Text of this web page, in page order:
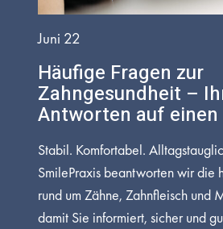
Juni 22
Häufige Fragen zur
Zahngesundheit –
Antworten auf
Stabil. Komfortabel.
SmilePraxis beantworten wir die
rund um Zähne, Zahnfleisch und
damit Sie informiert, sicher und